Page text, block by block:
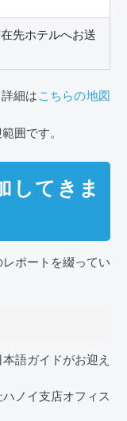
先ホテルへお送
詳細はこちらの地図
囲です。
してきま
ポートを綴ってい
語ガイドがお迎え
ノイ支店オフィス